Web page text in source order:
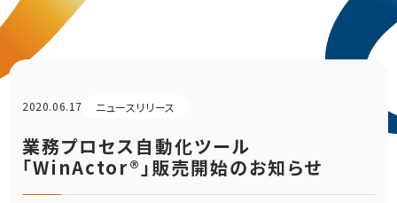
2020.06.17 ニュースリリース
業務プロセス自動化ツール
「WinActor®」販売開始のお知らせ